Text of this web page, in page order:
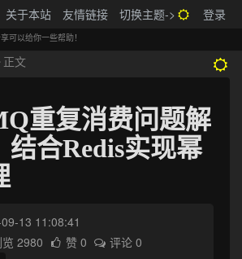
关于本站 友情链接 切换主题-> 登录
可以给你一些帮助！
正文
重复消费问题解
结合Redis实现幂
13 11:08:41
览 2980 赞 0
评论 0